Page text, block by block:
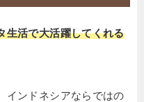
生活で大活躍してくれる
インドネシアならではの